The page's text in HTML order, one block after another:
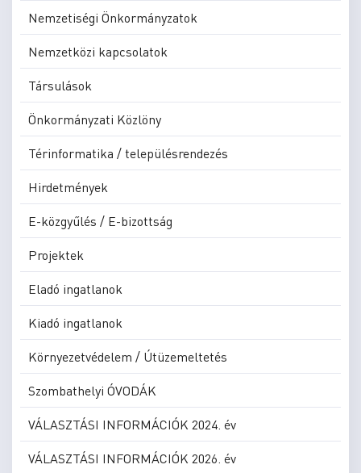
Nemzetiségi Önkormányzatok
Nemzetközi kapcsolatok
Társulások
Önkormányzati Közlöny
Térinformatika / településrendezés
Hirdetmények
E-közgyűlés / E-bizottság
Projektek
Eladó ingatlanok
Kiadó ingatlanok
Környezetvédelem / Útüzemeltetés
Szombathelyi ÓVODÁK
VÁLASZTÁSI INFORMÁCIÓK 2024. év
VÁLASZTÁSI INFORMÁCIÓK 2026. év